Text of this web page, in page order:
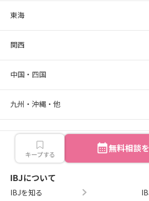
キープする 無料相談
東海
関西
中国・四国
九州・沖縄・他
IBJについて
IBJを知る